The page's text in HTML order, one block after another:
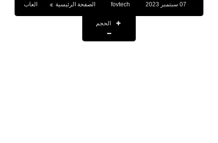
fovtech الصفحة الرئيسية العاب
الحجم